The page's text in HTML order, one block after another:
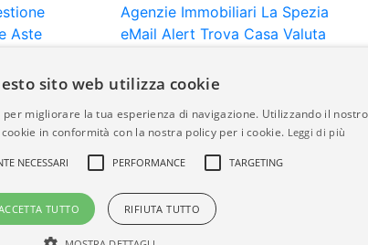
Aste
Agenzie Immobiliari La Spezia
eMail Alert Trova Casa Valuta
pubblicati da agenzie immobiliari e costruttori.
della completezza, della normativa in
sito web utilizza cookie
migliorare la tua esperienza di navigazione. Utilizzando il nostro
in conformità con la nostra policy per i cookie. Leggi di più
NECESSARI PERFORMANCE TARGETING
TUTTO RIFIUTA TUTTO